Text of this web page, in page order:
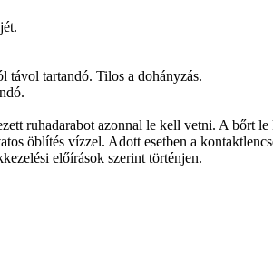
tartandó. Tilos a dohányzás.
ruhadarabot azonnal le kell vetni. A bőrt
öblítés vízzel. Adott esetben a
előírások szerint történjen.